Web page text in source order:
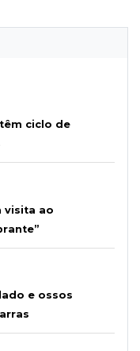
ciclo de
visita ao
e ossos